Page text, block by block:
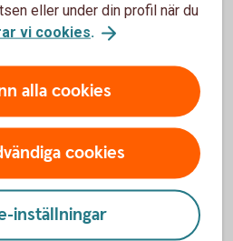
behöver du först
eller under din profil när du
vi cookies.
alla cookies
cookies
inställningar